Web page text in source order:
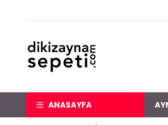
ANASAYFA